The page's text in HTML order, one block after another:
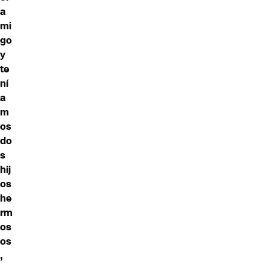
a
mi
go
y
te
ní
a
m
os
do
s
hij
os
he
rm
os
os
,